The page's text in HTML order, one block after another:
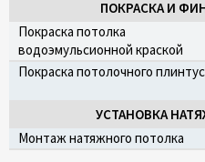
ПОКРАСКА И
Покраска потолка
водоэмульсионной краской
Покраска потолочного
УСТАНОВКА
Монтаж натяжного потолка